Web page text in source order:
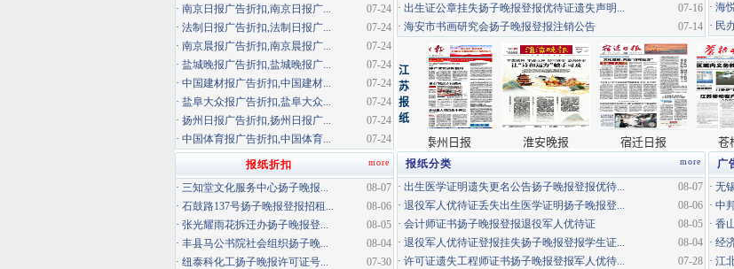
07-16
· 出生证公章挂失扬子晚报登报优待证遗失声明...
07-14
· 海安市书画研究会扬子晚报登报注销公告
· 海
· 民
more
报纸分类
广
08-07
· 出生医学证明遗失更名公告扬子晚报登报优待...
08-06
· 退役军人优待证丢失出生医学证明扬子晚报登...
08-05
· 会计师证书扬子晚报登报退役军人优待证
08-04
· 退役军人优待证登报挂失扬子晚报登报学生证...
07-28
· 许可证遗失工程师证书扬子晚报登报军人优待...
· 无
· 中
· 香
· 经
· 江
07-24
· 南京日报广告折扣,南京日报广...
07-24
· 法制日报广告折扣,法制日报广...
07-24
· 南京晨报广告折扣,南京晨报广...
07-24
· 盐城晚报广告折扣,盐城晚报广...
07-24
· 中国建材报广告折扣,中国建材...
07-24
· 盐阜大众报广告折扣,盐阜大众...
07-24
· 扬州日报广告折扣,扬州日报广...
07-24
· 中国体育报广告折扣,中国体育...
more
报纸折扣
08-07
· 三知堂文化服务中心扬子晚报...
08-06
· 石鼓路137号扬子晚报登报招租...
08-05
· 张光耀雨花拆迁办扬子晚报登...
08-04
· 丰县马公书院社会组织扬子晚...
07-30
· 纽泰科化工扬子晚报许可证号...